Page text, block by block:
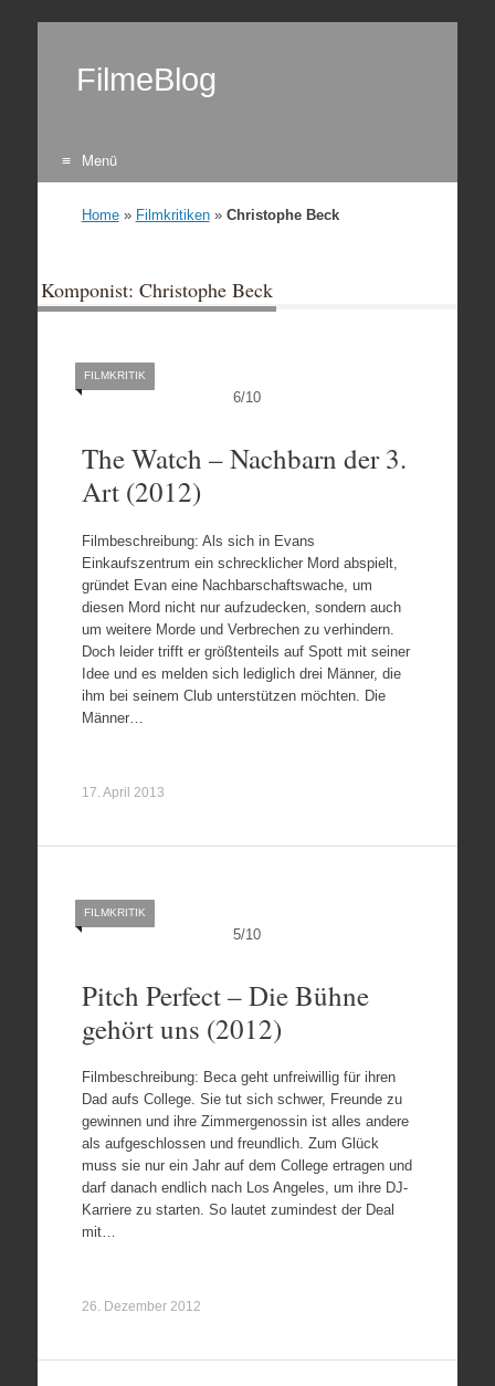
FilmeBlog
Menü
Home» Filmkritiken» Christophe Beck
Komponist: Christophe Beck
6/10
FILMKRITIK
The Watch – Nachbarn der 3.
Art (2012)
Filmbeschreibung: Als sich in Evans
Einkaufszentrum ein schrecklicher Mord abspielt,
gründet Evan eine Nachbarschaftswache, um
diesen Mord nicht nur aufzudecken, sondern auch
um weitere Morde und Verbrechen zu verhindern.
Doch leider trifft er größtenteils auf Spott mit seiner
Idee und es melden sich lediglich drei Männer, die
ihm bei seinem Club unterstützen möchten. Die
Männer…
17. April 2013
5/10
FILMKRITIK
Pitch Perfect – Die Bühne
gehört uns (2012)
Filmbeschreibung: Beca geht unfreiwillig für ihren
Dad aufs College. Sie tut sich schwer, Freunde zu
gewinnen und ihre Zimmergenossin ist alles andere
als aufgeschlossen und freundlich. Zum Glück
muss sie nur ein Jahr auf dem College ertragen und
darf danach endlich nach Los Angeles, um ihre DJ-
Karriere zu starten. So lautet zumindest der Deal
mit…
26. Dezember 2012